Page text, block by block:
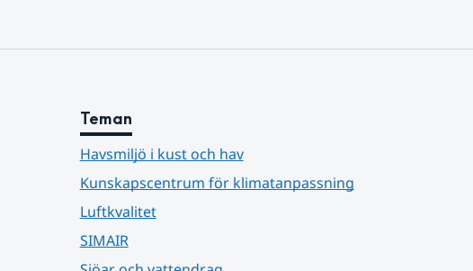
Teman
Havsmiljö i kust och hav
Kunskapscentrum för klimatanpassning
Luftkvalitet
SIMAIR